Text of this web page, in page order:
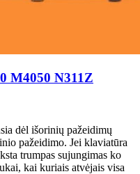
M4050 N311Z
dėl išorinių pažeidimų
pažeidimo. Jei klaviatūra
trumpas sujungimas ko
kai kuriais atvėjais visa